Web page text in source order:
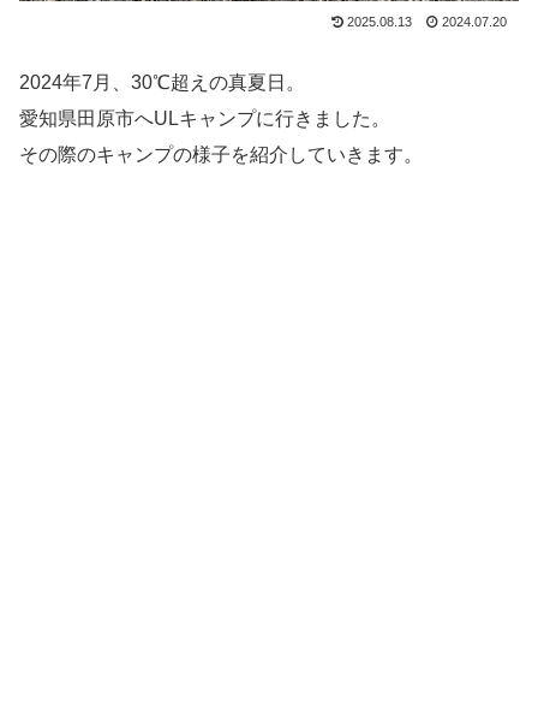
2025.08.13 2024.07.20
2024年7月、30℃超えの真夏日。
愛知県田原市へULキャンプに行きました。
その際のキャンプの様子を紹介していきます。